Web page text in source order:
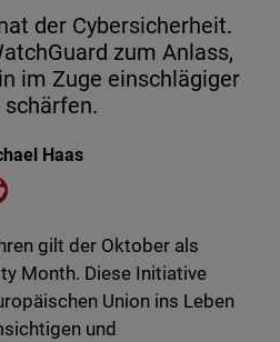
der Cybersicherheit.
zum Anlass,
im Zuge einschlägiger
Haas
X
Share on Reddit
gilt der Oktober als
Month. Diese Initiative
Union ins Leben
und